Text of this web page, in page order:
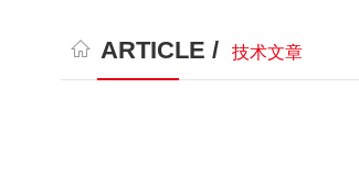
ARTICLE / 技术文章